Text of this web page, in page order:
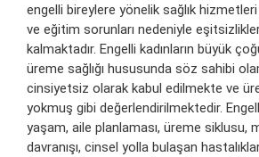
engelli bireylere yönelik sağlık hizmetleri
ve eğitim sorunları nedeniyle
kalmaktadır. Engelli kadınların büyük
üreme sağlığı hususunda söz sahibi
cinsiyetsiz olarak kabul edilmekte ve
yokmuş gibi değerlendirilmektedir.
yaşam, aile planlaması, üreme siklusu,
davranışı, cinsel yolla bulaşan